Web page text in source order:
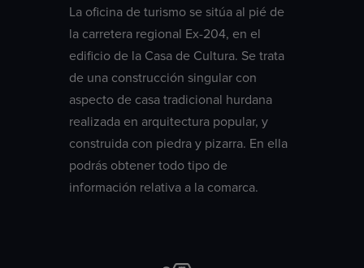
La oficina de turismo se sitúa al pié de
la carretera regional Ex-204, en el
edificio de la Casa de Cultura. Se trata
de una construcción singular con
aspecto de casa tradicional hurdana
realizada en arquitectura popular, y
construida con piedra y pizarra. En ella
podrás obtener todo tipo de
información relativa a la comarca.